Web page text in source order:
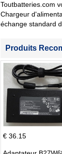
Toutbatteries.com
Chargeur
échange standard
Produits
€ 36.15